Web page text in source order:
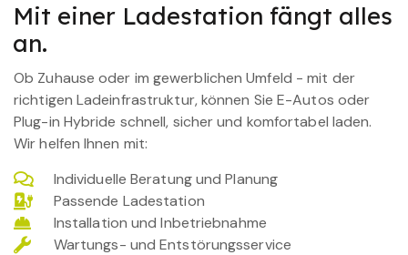
Mit einer Ladestation fängt alles
an.
Ob Zuhause oder im gewerblichen Umfeld - mit der
richtigen Ladeinfrastruktur, können Sie E-Autos oder
Plug-in Hybride schnell, sicher und komfortabel laden.
Wir helfen Ihnen mit:
Individuelle Beratung und Planung
Passende Ladestation
Installation und Inbetriebnahme
Wartungs- und Entstörungsservice